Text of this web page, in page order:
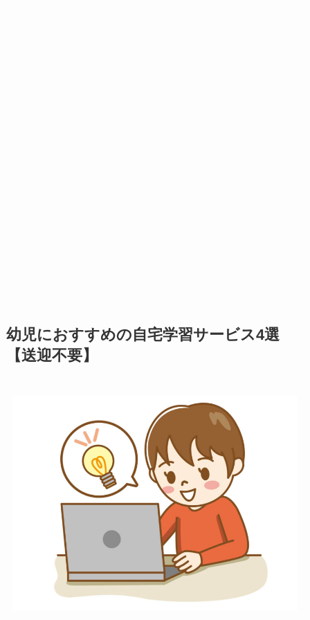
幼児におすすめの自宅学習サービス4選
【送迎不要】